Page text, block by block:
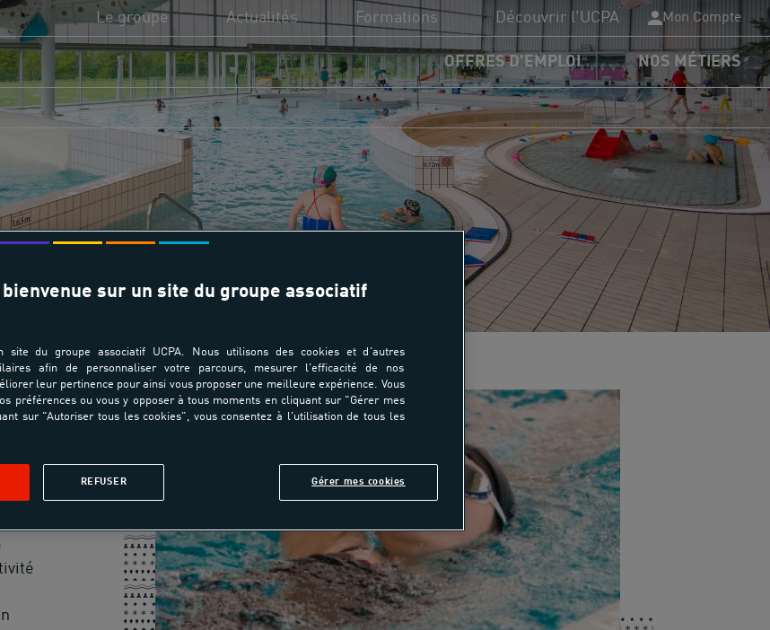
Le groupe
L'UCPA, c'est quoi ?
Utilité sociale de l'UCPA
Missions et valeurs
Transition écologique
Domaines d'activité
Actualités Formations
UCPA Formation
Diplômes du sport
Financements
Découvrir l'UCPA Mon Compte
OFFRES D'EMPLOI NOS MÉTIERS
bienvenue sur un site du groupe associatif
site du groupe associatif UCPA. Nous utilisons des cookies et d'autres
afin de personnaliser votre parcours, mesurer l'efficacité de nos
leur pertinence pour ainsi vous proposer une meilleure expérience. Vous
préférences ou vous y opposer à tous moments en cliquant sur "Gérer mes
sur "Autoriser tous les cookies", vous consentez à l'utilisation de tous les
Gérer mes cookies
REFUSER